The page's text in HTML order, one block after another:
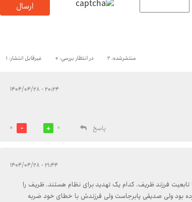
ارسال
منتشرشده: 2 در انتظار بررسی: 0 غیرقابل انتشار: 1
۲۰:۲۴ - ۱۴۰۴/۰۴/۲۸
پاسخ
0
0
۲۱:۴۴ - ۱۴۰۴/۰۴/۲۸
فرزند ظریف. کدام یک تهدید برای نظام هستند. ظریف را
بود ولی صدیقی پابرجاست ولی فرزندش با خطای خود ضربه